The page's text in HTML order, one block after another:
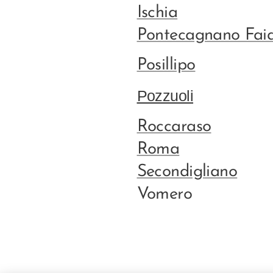
Ischia
Pontecagnano
Posillipo
Pozzuoli
Roccaraso
Roma
Secondigliano
Vomero